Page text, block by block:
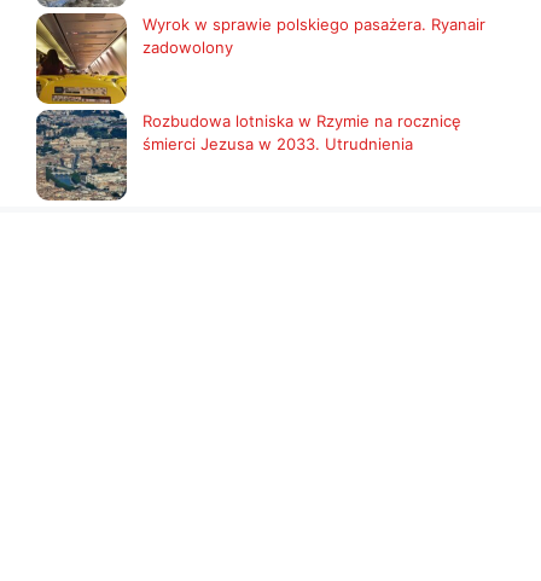
Wyrok w sprawie polskiego pasażera. Ryanair
zadowolony
Rozbudowa lotniska w Rzymie na rocznicę
śmierci Jezusa w 2033. Utrudnienia